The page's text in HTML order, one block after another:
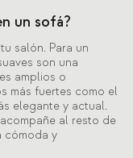
un sofá?
salón. Para un
son una
amplios o
más fuertes como el
elegante y actual.
al resto de
cómoda y